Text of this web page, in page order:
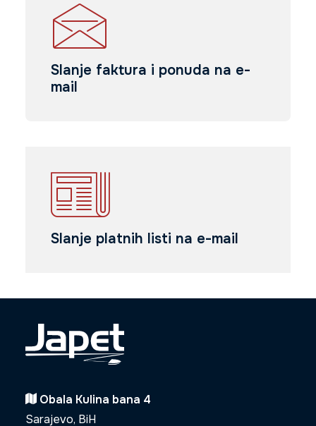
Slanje faktura i ponuda na e-
mail
Slanje platnih listi na e-mail
Obala Kulina bana 4
Sarajevo, BiH